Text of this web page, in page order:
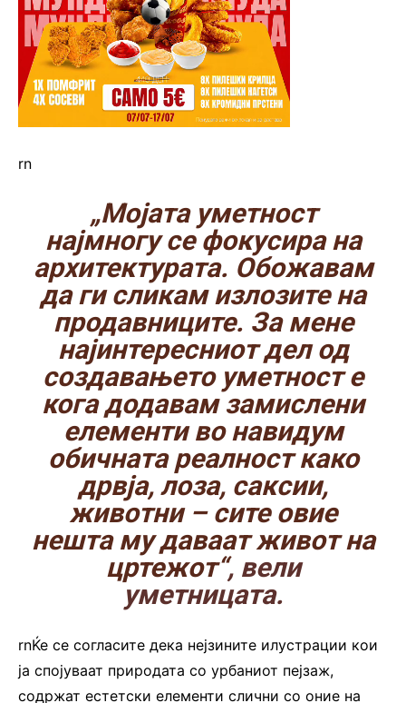
rn
„Мојата уметност
најмногу се фокусира на
архитектурата. Обожавам
да ги сликам излозите на
продавниците. За мене
најинтересниот дел од
создавањето уметност е
кога додавам замислени
елементи во навидум
обичната реалност како
дрвја, лоза, саксии,
животни – сите овие
нешта му даваат живот на
цртежот“, вели
уметницата.
rnЌе се согласите дека нејзините илустрации кои
ја спојуваат природата со урбаниот пејзаж,
содржат естетски елементи слични со оние на